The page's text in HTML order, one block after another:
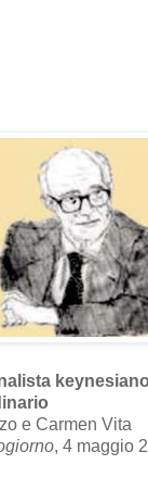
e Carmen Vita
, 4 maggio